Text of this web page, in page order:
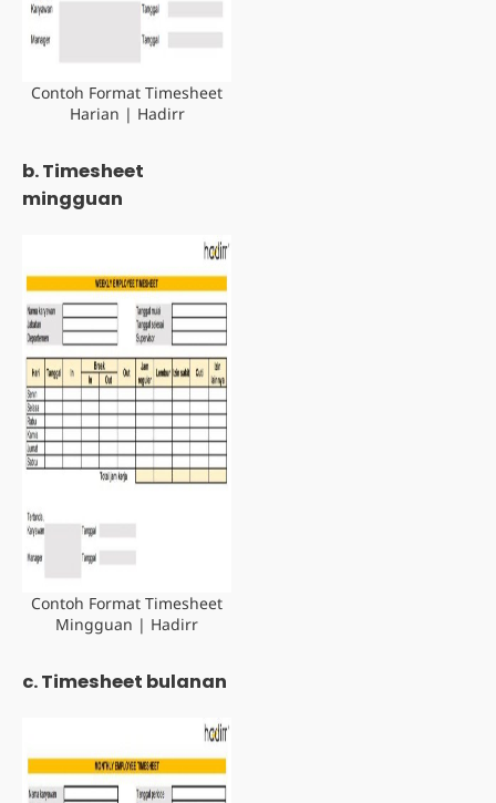
Contoh Format Timesheet
Harian | Hadirr
b. Timesheet
mingguan
Contoh Format Timesheet
Mingguan | Hadirr
c. Timesheet bulanan